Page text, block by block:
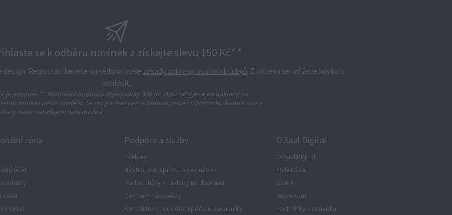
se k odběru novinek a získejte slevu 150 Kč* *
Registrací berete na vědomí naše zásady ochrany osobních údajů. Z odběru se můžete kdykoli
odhlásit.
je povinné. ** Minimální hodnota objednávky 300 Kč. Nevztahuje se na náklady na
poukaz nelze rozdělit. Tento poukaz nemá žádnou peněžní hodnotu. Kombinace s
nebo nabídkami není možná.
zóna
účet
sada
Portal
Podpora a služby
Přehled
Nástroj pro správu objednávek
Dodací lhůty / náklady na dopravu
Centrum nápovědy
Kontaktovat oddělení péče o zákazníky
O Saal Digital
O Saal Digital
45 let Saal
Saal Art
Impresum
Podmínky a pravidla